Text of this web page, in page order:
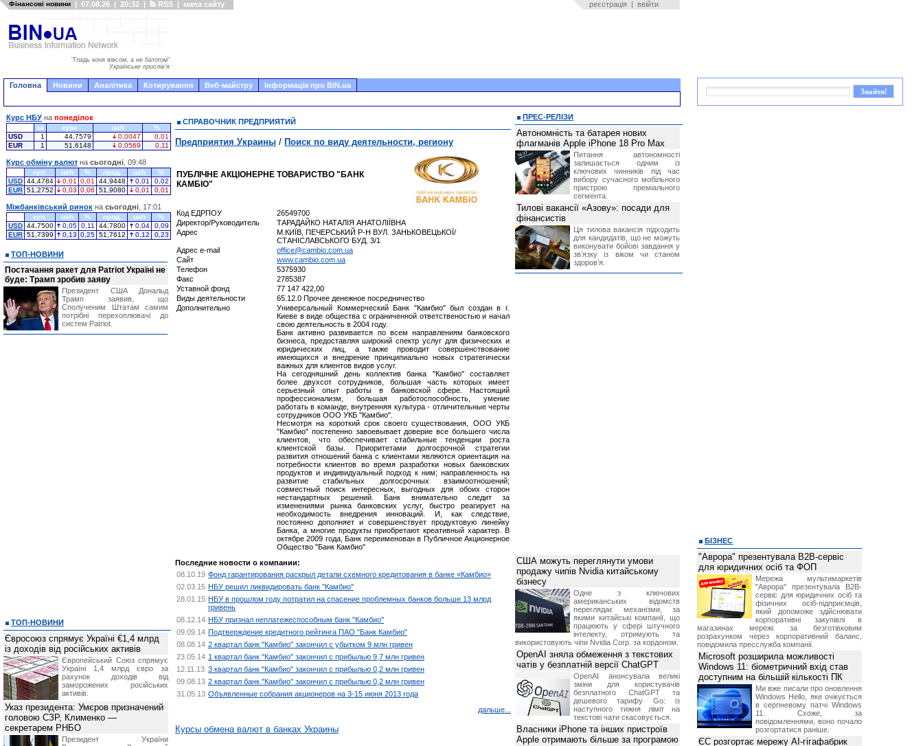
Фінансові новини | 07.08.26 | 20:32 | RSS | мапа сайту реєстрація | ввійти
"Гладь коня вівсом, а не батогом"
Українське прислів'я
Головна Новини Аналітика Котирування Веб-майстру Інформація про BIN.ua
СПРАВОЧНИК ПРЕДПРИЯТИЙ
Предприятия Украины / Поиск по виду деятельности, региону
ПУБЛІЧНЕ АКЦІОНЕРНЕ ТОВАРИСТВО "БАНК
КАМБІО"
Код ЕДРПОУ
26549700
Директор/Руководитель
ТАРАДАЙКО НАТАЛІЯ АНАТОЛІЇВНА
Адрес
М.КИЇВ, ПЕЧЕРСЬКИЙ Р-Н ВУЛ. ЗАНЬКОВЕЦЬКОЇ/
СТАНІСЛАВСЬКОГО БУД. 3/1
Адрес e-mail
office@cambio.com.ua
Сайт
www.cambio.com.ua
Телефон
5375930
Факс
2785387
Уставной фонд
77 147 422,00
Виды деятельности
65.12.0 Прочее денежное посредничество
Дополнительно
Универсальный Коммерческий Банк "Камбио" был создан в г.
Киеве в виде общества с ограниченной ответственостью и начал
свою деятельность в 2004 году.
Банк активно развивается по всем направлениям банковского
бизнеса, предоставляя широкий спектр услуг для физических и
юридических лиц, а также проводит совершенствование
имеющихся и внедрение принципиально новых стратегически
важных для клиентов видов услуг.
На сегодняшний день коллектив банка "Камбио" составляет
более двухсот сотрудников, большая часть которых имеет
серьезный опыт работы в банковской сфере. Настоящий
профессионализм, большая работоспособность, умение
работать в команде, внутренняя культура - отличительные черты
сотрудников ООО УКБ "Камбио".
Несмотря на короткий срок своего существования, ООО УКБ
"Камбио" постепенно завоевывает доверие все большего числа
клиентов, что обеспечивает стабильные тенденции роста
клиентской базы. Приоритетами долгосрочной стратегии
развития отношений банка с клиентами являются ориентация на
потребности клиентов во время разработки новых банковских
продуктов и индивидуальный подход к ним; направленность на
развитие стабильных долгосрочных взаимоотношений;
совместный поиск интересных, выгодных для обоих сторон
нестандартных решений. Банк внимательно следит за
изменениями рынка банковских услуг, быстро реагирует на
необходимость внедрения инноваций. И, как следствие,
постоянно дополняет и совершенствует продуктовую линейку
Банка, а многие продукты приобретают креативный характер. В
октябре 2009 года, Банк переименован в Публичное Акционерное
Общество "Банк Камбио"
Последние новости о компании:
08.10.19 Фонд гарантирования раскрыл детали схемного кредитования в банке «Камбио»
02.03.15 НБУ решил ликвидировать банк "Камбио"
28.01.15 НБУ в прошлом году потратил на спасение проблемных банков больше 13 млрд
гривень
08.12.14 НБУ признал неплатежеспособным банк "Камбио"
09.09.14 Подтверждение кредитного рейтинга ПАО "Банк Камбио"
08.08.14 2 квартал банк "Камбио" закончил с убытком 9 млн гривен
23.05.14 1 квартал банк "Камбио" закончил с прибылью 9,7 млн гривен
12.11.13 3 квартал банк "Камбио" закончил с прибылью 0,2 млн гривен
09.08.13 2 квартал банк "Камбио" закончил с прибылью 0,2 млн гривен
31.05.13 Объявленные собрания акционеров на 3-15 июня 2013 года
дальше...
Курсы обмена валют в банках Украины
Курс НБУ на понеділок
за курс uah
%
USD
1 44,7579 0,0047
0,01
EUR
1 51,6148 0,0569 0,11
Курс обміну валют на сьогодні , 09:48
куп. uah % прод. uah
%
USD 44,4784 0,01 0,01 44,9448 0,01
0,02
EUR 51,2752 0,03 0,06 51,9080 0,01 0,01
Міжбанківський ринок на сьогодні , 17:01
куп. uah % прод. uah
%
USD 44,7500 0,05 0,11 44,7800 0,04
0,09
EUR 51,7399 0,13 0,25 51,7612 0,12 0,23
ТОП-НОВИНИ
Постачання ракет для Patriot Україні не
буде: Трамп зробив заяву
Президент США Дональд
Трамп заявив, що
Сполученим Штатам самим
потрібні перехоплювачі до
систем Patriot.
ТОП-НОВИНИ
Євросоюз спрямує Україні €1,4 млрд
із доходів від російських активів
Європейський Союз спрямує
Україні 1,4 млрд євро за
рахунок доходів від
заморожених російських
активів.
Указ президента: Умєров призначений
головою СЗР, Клименко —
секретарем РНБО
Президент України
ПРЕС-РЕЛІЗИ
Автономність та батарея нових
флагманів Apple iPhone 18 Pro Max
Питання автономності
залишається одним із
ключових чинників під час
вибору сучасного мобільного
пристрою преміального
сегмента.
Тилові вакансії «Азову»: посади для
фінансистів
Ця тилова вакансія підходить
для кандидатів, що не можуть
виконувати бойові завдання у
звʼязку із віком чи станом
здоровʼя.
США можуть переглянути умови
продажу чипів Nvidia китайському
бізнесу
Одне з ключових
американських відомств
переглядає механізми, за
якими китайські компанії, що
працюють у сфері штучного
інтелекту, отримують та
використовують чіпи Nvidia Corp. за кордоном.
OpenAI зняла обмеження з текстових
чатів у безплатній версії ChatGPT
OpenAI анонсувала великі
зміни для користувачів
безплатного ChatGPT та
дешевого тарифу Go: із
наступного тижня ліміт на
текстові чати скасовується.
Власники iPhone та інших пристроїв
Apple отримають більше за програмою
БІЗНЕС
"Аврора" презентувала B2B-сервіс
для юридичних осіб та ФОП
Мережа мультимаркетів
"Аврора" презентувала B2B-
сервіс для юридичних осіб та
фізичних осіб-підприємців,
який допоможе здійснювати
корпоративні закупівлі в
магазинах мережі за безготівковим
розрахунком через корпоративний баланс,
повідомила пресслужба компанії.
Microsoft розширила можливості
Windows 11: біометричний вхід став
доступним на більшій кількості ПК
Ми вже писали про оновлення
Windows Hello, яке очікується
в серпневому патчі Windows
11. Схоже, за
повідомленнями, воно почало
розгортатися раніше.
ЄС розгортає мережу AI-гігафабрик